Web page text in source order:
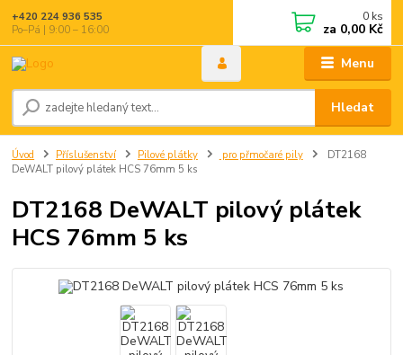
Menu
Hledat
+420 224 936 535
Po–Pá | 9:00 – 16:00
0 ks
za 0,00 Kč
Úvod Příslušenství Pilové plátky pro přmočaré pily
DT2168
DeWALT pilový plátek HCS 76mm 5 ks
DT2168 DeWALT pilový plátek
HCS 76mm 5 ks